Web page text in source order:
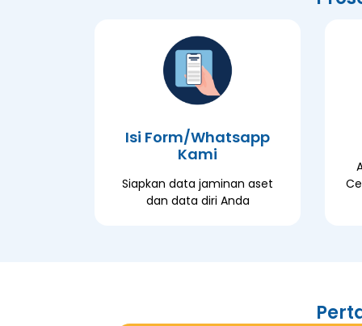
Isi Form/Whatsapp
Kami
Siapkan data jaminan aset
dan data diri Anda